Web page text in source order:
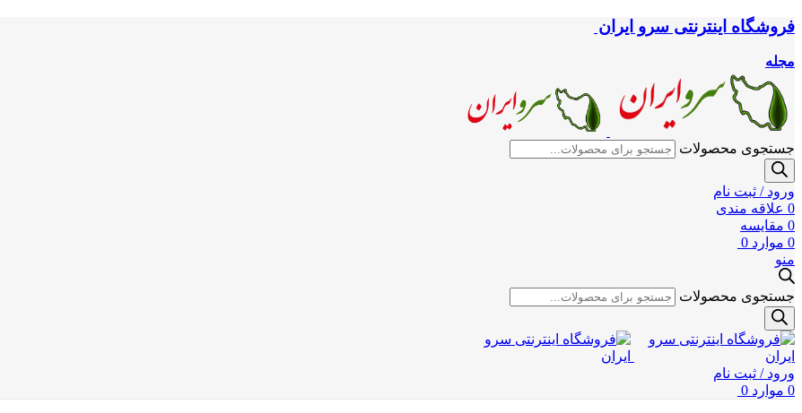
فروشگاه اینترنتی سرو ایران
مجله
جستجوی محصولات
ورود / ثبت نام
0 علاقه مندی
0 مقایسه
0 موارد 0
منو
جستجوی محصولات
ورود / ثبت نام
0 موارد 0